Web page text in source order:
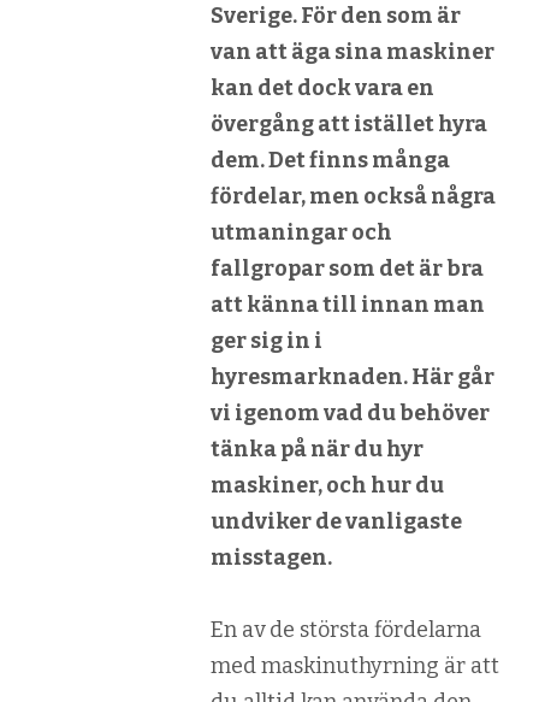
Sverige. För den som är
van att äga sina maskiner
kan det dock vara en
övergång att istället hyra
dem. Det finns många
fördelar, men också några
utmaningar och
fallgropar som det är bra
att känna till innan man
ger sig in i
hyresmarknaden. Här går
vi igenom vad du behöver
tänka på när du hyr
maskiner, och hur du
undviker de vanligaste
misstagen.
En av de största fördelarna
med maskinuthyrning är att